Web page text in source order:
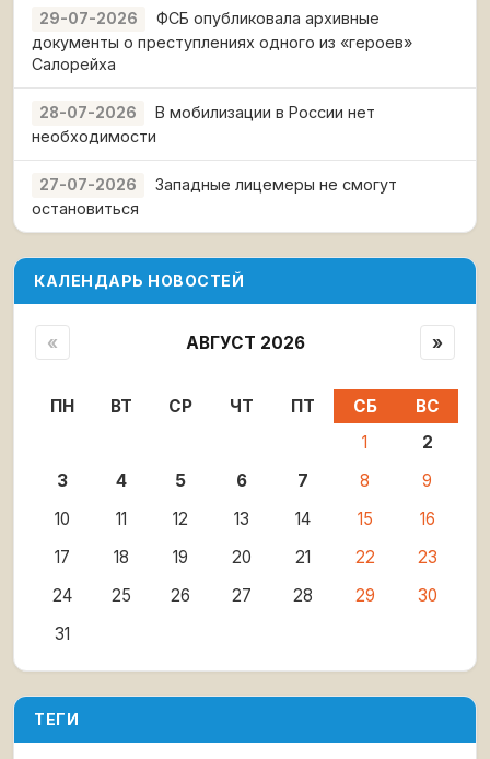
29-07-2026
ФСБ опубликовала архивные
документы о преступлениях одного из «героев»
Салорейха
28-07-2026
В мобилизации в России нет
необходимости
27-07-2026
Западные лицемеры не смогут
остановиться
КАЛЕНДАРЬ НОВОСТЕЙ
« АВГУСТ 2026 »
ПН ВТ СР ЧТ ПТ СБ
ВС
1
2
3
4 5 6 7 8
9
10
11 12 13 14 15
16
17
18 19 20 21 22
23
24
25 26 27 28 29
30
31
ТЕГИ